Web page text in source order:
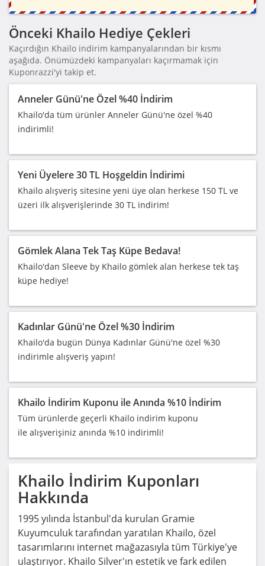
Önceki Khailo Hediye Çekleri
Kaçırdığın Khailo indirim kampanyalarından bir kısmı
aşağıda. Önümüzdeki kampanyaları kaçırmamak için
Kuponrazzi'yi takip et.
Anneler Günü'ne Özel %40 İndirim
Khailo'da tüm ürünler Anneler Günü'ne özel %40
indirimli!
Yeni Üyelere 30 TL Hoşgeldin İndirimi
Khailo alışveriş sitesine yeni üye olan herkese 150 TL ve
üzeri ilk alışverişlerinde 30 TL indirim!
Gömlek Alana Tek Taş Küpe Bedava!
Khailo'dan Sleeve by Khailo gömlek alan herkese tek taş
küpe hediye!
Kadınlar Günü'ne Özel %30 İndirim
Khailo'da bugün Dünya Kadınlar Günü'ne özel %30
indirimle alışveriş yapın!
Khailo İndirim Kuponu ile Anında %10 İndirim
Tüm ürünlerde geçerli Khailo indirim kuponu
ile alışverişiniz anında %10 indirimli!
Khailo İndirim Kuponları
Hakkında
1995 yılında İstanbul'da kurulan Gramie
Kuyumculuk tarafından yaratılan Khailo, özel
tasarımlarını internet mağazasıyla tüm Türkiye'ye
ulaştırıyor. Khailo Silver'ın estetik ve fark edilen